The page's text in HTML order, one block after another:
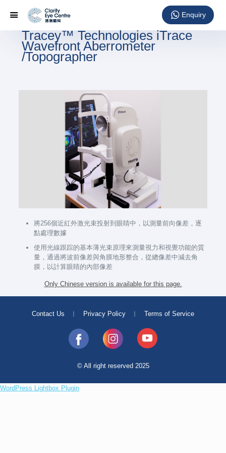
Tracey™ Technologies iTrace
Wavefront Aberrometer
/Topographer
將256個近紅外激光束投射到眼睛中，以測量前向像差，逐
點處理數據
使用光線跟踪的基本薄光束原理來測量視力和視覺功能的質
量，通過將波前像差與角膜地形整合，從總像差中減去角
膜，以計算眼睛的內部像差
Only Chinese version is available for this page.
Contact Us ︱ Privacy Policy ︱ Terms of Service
© All right reserved 2025
WordPress Lightbox Plugin